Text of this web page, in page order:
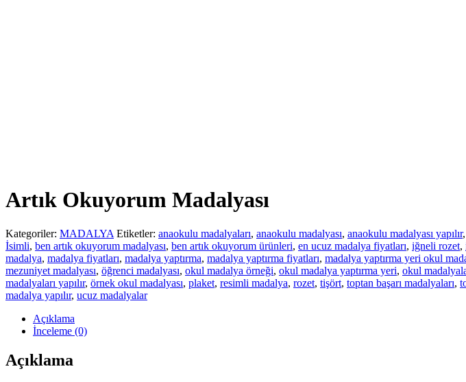
Artık Okuyorum Madalyası
Kategoriler: MADALYA Etiketler: anaokulu madalyaları, anaokulu madalyası, anaokulu madalyası yapılır,
İsimli, ben artık okuyorum madalyası, ben artık okuyorum ürünleri, en ucuz madalya fiyatları, iğneli rozet,
madalya, madalya fiyatları, madalya yaptırma, madalya yaptırma fiyatları, madalya yaptırma yeri okul
mezuniyet madalyası, öğrenci madalyası, okul madalya örneği, okul madalya yaptırma yeri, okul
madalyaları yapılır, örnek okul madalyası, plaket, resimli madalya, rozet, tişört, toptan başarı madalyaları,
madalya yapılır, ucuz madalyalar
Açıklama
İnceleme (0)
Açıklama